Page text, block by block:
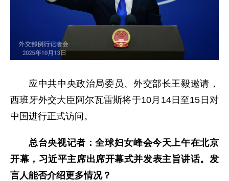
应中共中央政治局委员、外交部长王毅邀请，
西班牙外交大臣阿尔瓦雷斯将于10月14日至15日对
中国进行正式访问。
总台央视记者：全球妇女峰会今天上午在北京
开幕，习近平主席出席开幕式并发表主旨讲话。发
言人能否介绍更多情况？